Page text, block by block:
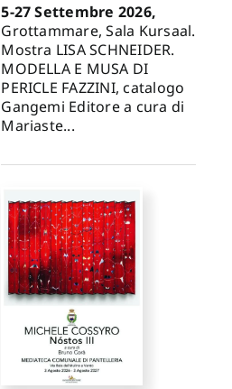
5-27 Settembre 2026,
Grottammare, Sala Kursaal.
Mostra LISA SCHNEIDER.
MODELLA E MUSA DI
PERICLE FAZZINI, catalogo
Gangemi Editore a cura di
Mariaste...